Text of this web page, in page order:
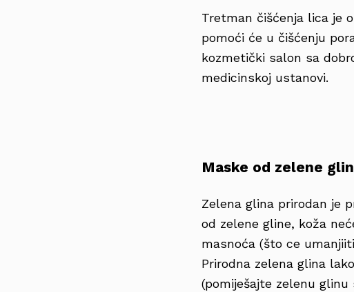
Tretman čišćenja lica je
pomoći će u čišćenju
kozmetički salon sa
medicinskoj ustanovi.
Maske od zelene
Zelena glina prirodan je
od zelene gline, koža
masnoća (što ce
Prirodna zelena glina
(pomiješajte zelenu glinu